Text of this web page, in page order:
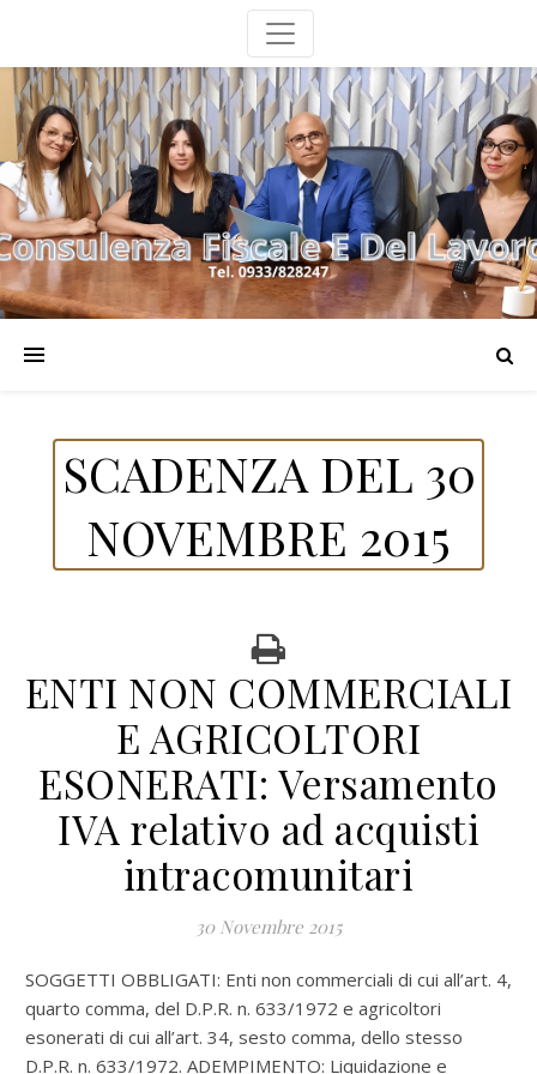
SCADENZA DEL 30
NOVEMBRE 2015
ENTI NON COMMERCIALI
E AGRICOLTORI
ESONERATI: Versamento
IVA relativo ad acquisti
intracomunitari
30 Novembre 2015
SOGGETTI OBBLIGATI: Enti non commerciali di cui all’art. 4,
quarto comma, del D.P.R. n. 633/1972 e agricoltori
esonerati di cui all’art. 34, sesto comma, dello stesso
D.P.R. n. 633/1972. ADEMPIMENTO: Liquidazione e